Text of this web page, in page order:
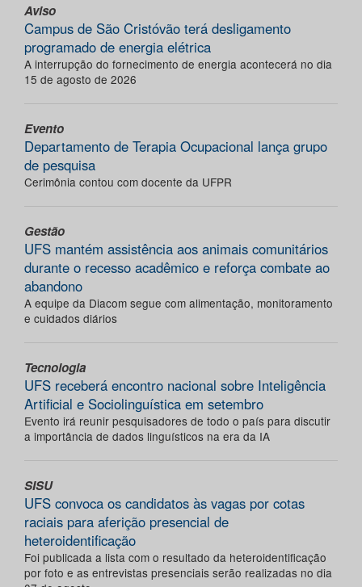
Aviso
Campus de São Cristóvão terá desligamento
programado de energia elétrica
A interrupção do fornecimento de energia acontecerá no dia
15 de agosto de 2026
Evento
Departamento de Terapia Ocupacional lança grupo
de pesquisa
Cerimônia contou com docente da UFPR
Gestão
UFS mantém assistência aos animais comunitários
durante o recesso acadêmico e reforça combate ao
abandono
A equipe da Diacom segue com alimentação, monitoramento
e cuidados diários
Tecnologia
UFS receberá encontro nacional sobre Inteligência
Artificial e Sociolinguística em setembro
Evento irá reunir pesquisadores de todo o país para discutir
a importância de dados linguísticos na era da IA
SISU
UFS convoca os candidatos às vagas por cotas
raciais para aferição presencial de
heteroidentificação
Foi publicada a lista com o resultado da heteroidentificação
por foto e as entrevistas presenciais serão realizadas no dia